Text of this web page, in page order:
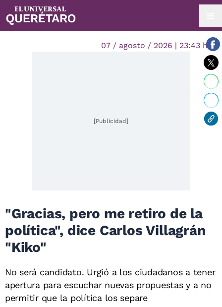
07 / agosto / 2026 | 23:43 hrs.
[Publicidad]
"Gracias, pero me retiro de la
política", dice Carlos Villagrán
"Kiko"
No será candidato. Urgió a los ciudadanos a tener
apertura para escuchar nuevas propuestas y a no
permitir que la política los separe